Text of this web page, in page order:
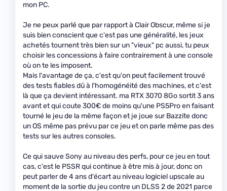
mon PC.
Je ne peux parlé que par rapport à Clair Obscur, même si je
suis bien conscient que c'est pas une généralité, les jeux
achetés tournent très bien sur un "vieux" pc aussi, tu peux
choisir les concessions à faire contrairement à une console
où on te les imposent.
Mais l'avantage de ça, c'est qu'on peut facilement trouvé
des tests fiables dû à l'homogénéité des machines, et c'est
là que ça devient intéressant. ma RTX 3070 8Go sortit 3 ans
avant et qui coute 300€ de moins qu'une PS5Pro en faisant
tourné le jeu de la même façon et je joue sur Bazzite donc
un OS même pas prévu par ce jeu et on parle même pas des
tests sur les autres consoles.
Ce qui sauve Sony au niveau des perfs, pour ce jeu en tout
cas, c'est le PSSR qui continue à être mis à jour, donc on
peut parler de 4 ans d'écart au niveau logiciel upscale au
moment de la sortie du jeu contre un DLSS 2 de 2021 parce